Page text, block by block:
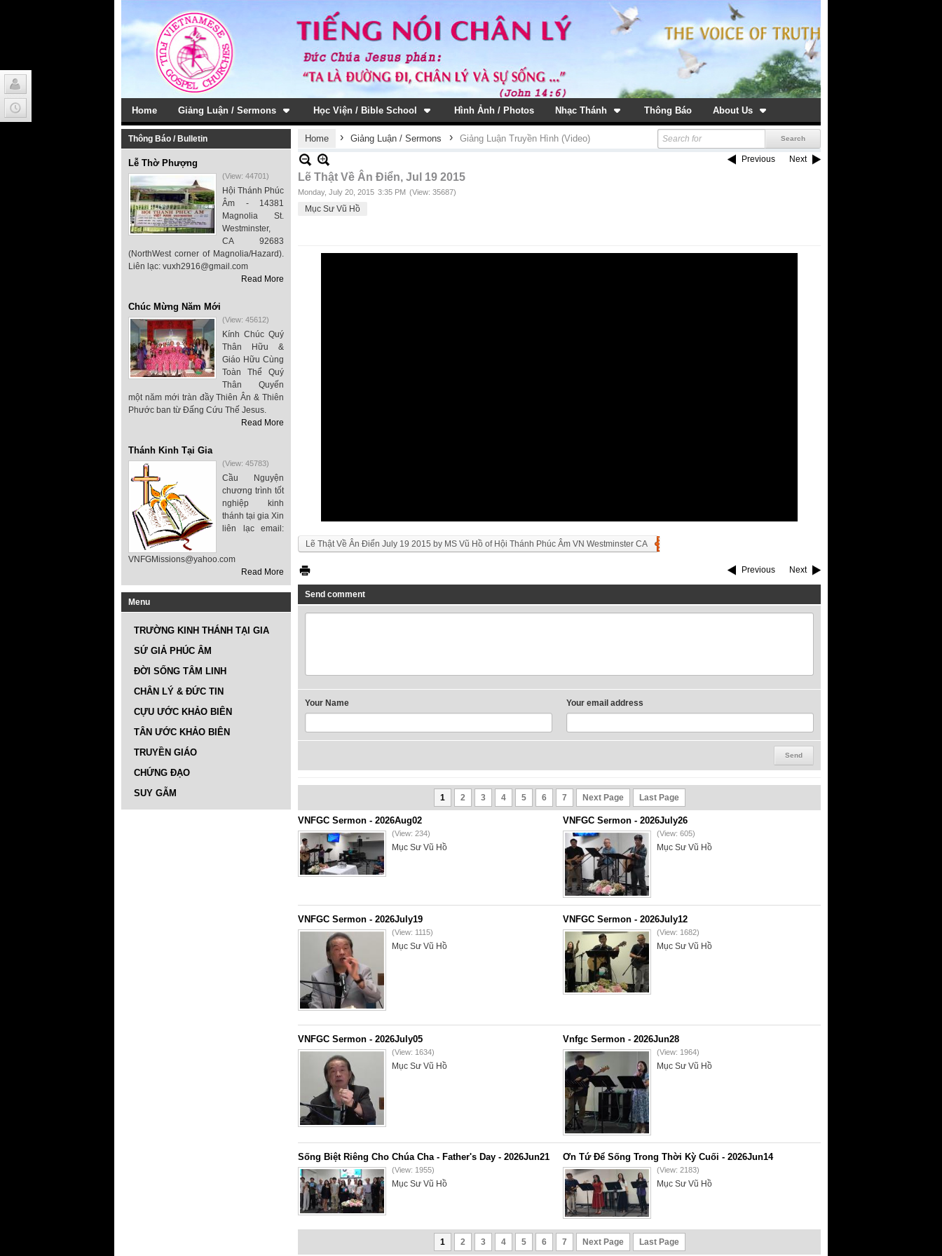
Home Giảng Luận / Sermons Học Viện / Bible School Hình Ảnh / Photos Nhạc Thánh Thông Báo About Us
Thông Báo / Bulletin
Lễ Thờ Phượng
(View: 44701)
Hội Thánh Phúc
Âm - 14381
Magnolia St.
Westminster,
CA 92683
(NorthWest corner of Magnolia/Hazard).
Liên lạc: vuxh2916@gmail.com
Read More
Chúc Mừng Năm Mới
(View: 45612)
Kính Chúc Quý
Thân Hữu &
Giáo Hữu Cùng
Toàn Thể Quý
Thân Quyến
một năm mới tràn đầy Thiên Ân & Thiên
Phước ban từ Đấng Cứu Thế Jesus.
Read More
Thánh Kinh Tại Gia
(View: 45783)
Cầu Nguyện
chương trình tốt
nghiệp kinh
thánh tại gia Xin
liên lạc email:
VNFGMissions@yahoo.com
Read More
Menu
TRƯỜNG KINH THÁNH TẠI GIA
SỨ GIẢ PHÚC ÂM
ĐỜI SỐNG TÂM LINH
CHÂN LÝ & ĐỨC TIN
CỰU ƯỚC KHẢO BIÊN
TÂN ƯỚC KHẢO BIÊN
TRUYỀN GIÁO
CHỨNG ĐẠO
SUY GẪM
Home › Giảng Luận / Sermons › Giảng Luận Truyền Hình (Video)
Previous Next
Lẽ Thật Về Ân Điển, Jul 19 2015
Monday, July 20, 2015 3:35 PM (View: 35687)
Mục Sư Vũ Hồ
Lẽ Thật Về Ân Điển July 19 2015 by MS Vũ Hồ of Hội Thánh Phúc Âm VN Westminster CA
Previous Next
Send comment
Your Name Your email address
1 2 3 4 5 6 7 Next Page Last Page
VNFGC Sermon - 2026Aug02
(View: 234)
Mục Sư Vũ Hồ
VNFGC Sermon - 2026July26
(View: 605)
Mục Sư Vũ Hồ
VNFGC Sermon - 2026July19
(View: 1115)
Mục Sư Vũ Hồ
VNFGC Sermon - 2026July12
(View: 1682)
Mục Sư Vũ Hồ
VNFGC Sermon - 2026July05
(View: 1634)
Mục Sư Vũ Hồ
Vnfgc Sermon - 2026Jun28
(View: 1964)
Mục Sư Vũ Hồ
Sống Biệt Riêng Cho Chúa Cha - Father's Day - 2026Jun21
(View: 1955)
Mục Sư Vũ Hồ
Ơn Tứ Để Sống Trong Thời Kỳ Cuối - 2026Jun14
(View: 2183)
Mục Sư Vũ Hồ
1 2 3 4 5 6 7 Next Page Last Page